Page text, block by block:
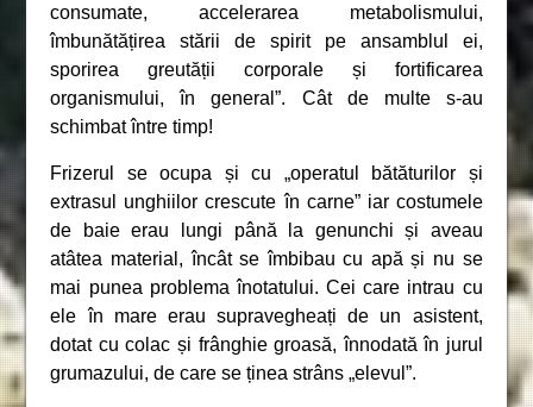
consumate, accelerarea metabolismului,
îmbunătățirea stării de spirit pe ansamblul ei,
sporirea greutății corporale și fortificarea
organismului, în general”. Cât de multe s-au
schimbat între timp!
Frizerul se ocupa și cu „operatul bătăturilor și
extrasul unghiilor crescute în carne” iar costumele
de baie erau lungi până la genunchi și aveau
atâtea material, încât se îmbibau cu apă și nu se
mai punea problema înotatului. Cei care intrau cu
ele în mare erau supravegheați de un asistent,
dotat cu colac și frânghie groasă, înnodată în jurul
grumazului, de care se ținea strâns „elevul”.